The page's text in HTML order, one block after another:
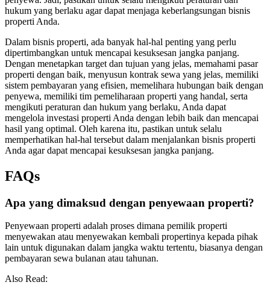
hukum yang berlaku agar dapat menjaga keberlangsungan bisnis
properti Anda.
Dalam bisnis properti, ada banyak hal-hal penting yang perlu
dipertimbangkan untuk mencapai kesuksesan jangka panjang.
Dengan menetapkan target dan tujuan yang jelas, memahami pasar
properti dengan baik, menyusun kontrak sewa yang jelas, memiliki
sistem pembayaran yang efisien, memelihara hubungan baik dengan
penyewa, memiliki tim pemeliharaan properti yang handal, serta
mengikuti peraturan dan hukum yang berlaku, Anda dapat
mengelola investasi properti Anda dengan lebih baik dan mencapai
hasil yang optimal. Oleh karena itu, pastikan untuk selalu
memperhatikan hal-hal tersebut dalam menjalankan bisnis properti
Anda agar dapat mencapai kesuksesan jangka panjang.
FAQs
Apa yang dimaksud dengan penyewaan properti?
Penyewaan properti adalah proses dimana pemilik properti
menyewakan atau menyewakan kembali propertinya kepada pihak
lain untuk digunakan dalam jangka waktu tertentu, biasanya dengan
pembayaran sewa bulanan atau tahunan.
Also Read: